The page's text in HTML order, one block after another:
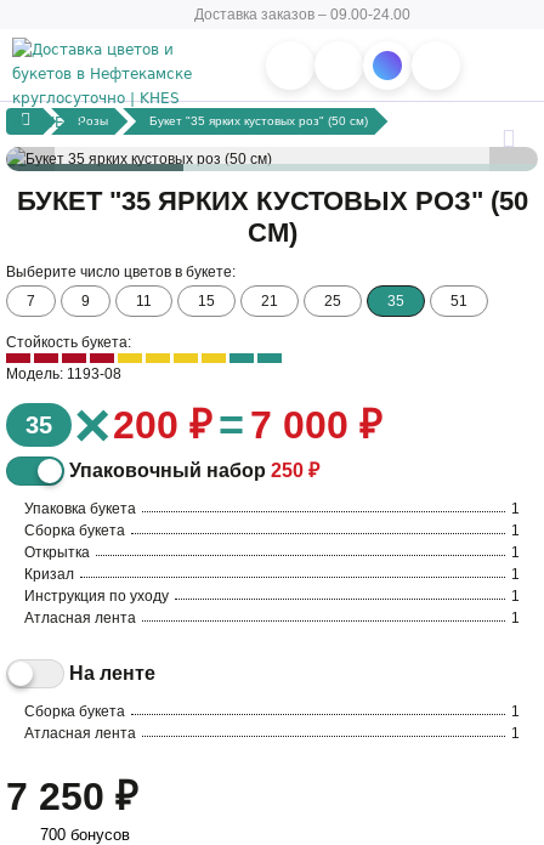
Доставка заказов – 09.00-24.00
Розы Букет "35 ярких кустовых роз" (50 см)
БУКЕТ "35 ЯРКИХ КУСТОВЫХ РОЗ" (50
СМ)
Выберите число цветов в букете:
7
9 11 15 21 25 35 51
Стойкость букета:
Модель: 1193-08
35 ×200 ₽=7 000 ₽
Упаковочный набор 250 ₽
Упаковка букета
1
Сборка букета
1
Открытка
1
Кризал
1
Инструкция по уходу
1
Атласная лента
1
На ленте
Сборка букета
1
Атласная лента
1
7 250 ₽
700 бонусов